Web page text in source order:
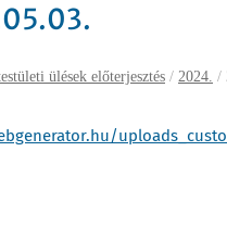
ülések előterjesztés / 2024. /